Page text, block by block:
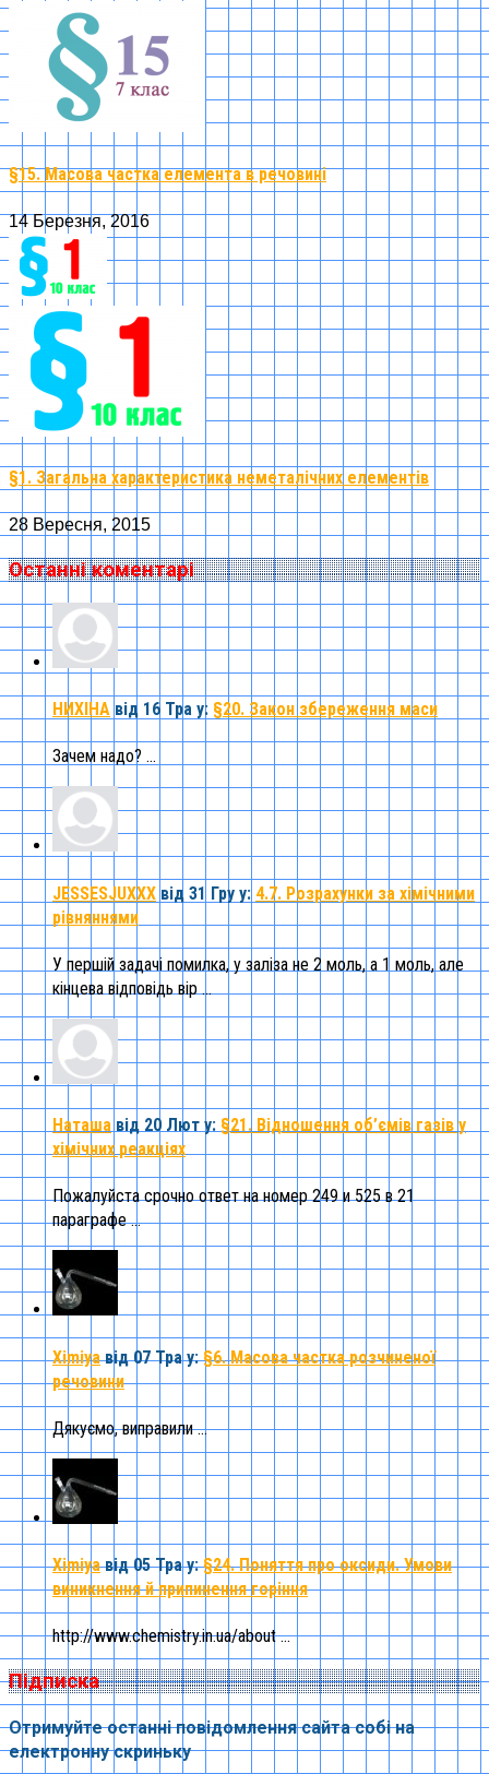
§15. Масова частка елемента в речовині
14 Березня, 2016
§1. Загальна характеристика неметалічних елементів
28 Вересня, 2015
Останні коментарі
НИХІНА від 16 Тра у: §20. Закон збереження маси
Зачем надо? ...
JESSESJUXXX від 31 Гру у: 4.7. Розрахунки за хімічними
рівняннями
У першій задачі помилка, у заліза не 2 моль, а 1 моль, але
кінцева відповідь вір ...
Наташа від 20 Лют у: §21. Відношення об’ємів газів у
хімічних реакціях
Пожалуйста срочно ответ на номер 249 и 525 в 21
параграфе ...
Ximiya від 07 Трау:§6. Масова частка розчиненої
речовини
Дякуємо, виправили ...
Ximiya від 05 Трау:§24. Поняття про оксиди. Умови
виникнення й припинення горіння
http://www.chemistry.in.ua/about ...
Підписка
Отримуйте останні повідомлення сайта собі на
електронну скриньку